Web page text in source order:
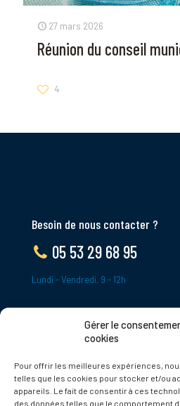
Gérer le
cookies
Pour offrir les meilleures expériences,
telles que les cookies pour stocker et/ou
appareils. Le fait de consentir à ces
des données telles que le comportement
27 mars 2026
Réunion du conseil
4
Besoin de nous contacter ?
05 53 29 68 95
Lundi - Vendredi, 9 - 12h
24620 Tamniès
France